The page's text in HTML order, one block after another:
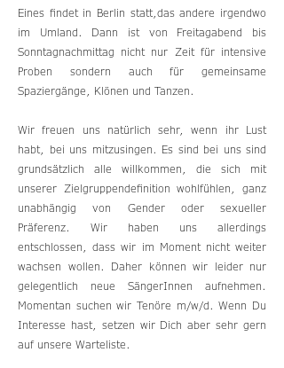
Eines findet in Berlin statt,das andere irgendwo
im Umland. Dann ist von Freitagabend bis
Sonntagnachmittag nicht nur Zeit für intensive
Proben sondern auch für gemeinsame
Spaziergänge, Klönen und Tanzen.
Wir freuen uns natürlich sehr, wenn ihr Lust
habt, bei uns mitzusingen. Es sind bei uns sind
grundsätzlich alle willkommen, die sich mit
unserer Zielgruppendefinition wohlfühlen, ganz
unabhängig von Gender oder sexueller
Präferenz. Wir haben uns allerdings
entschlossen, dass wir im Moment nicht weiter
wachsen wollen. Daher können wir leider nur
gelegentlich neue SängerInnen aufnehmen.
Momentan suchen wir Tenöre m/w/d. Wenn Du
Interesse hast, setzen wir Dich aber sehr gern
auf unsere Warteliste.